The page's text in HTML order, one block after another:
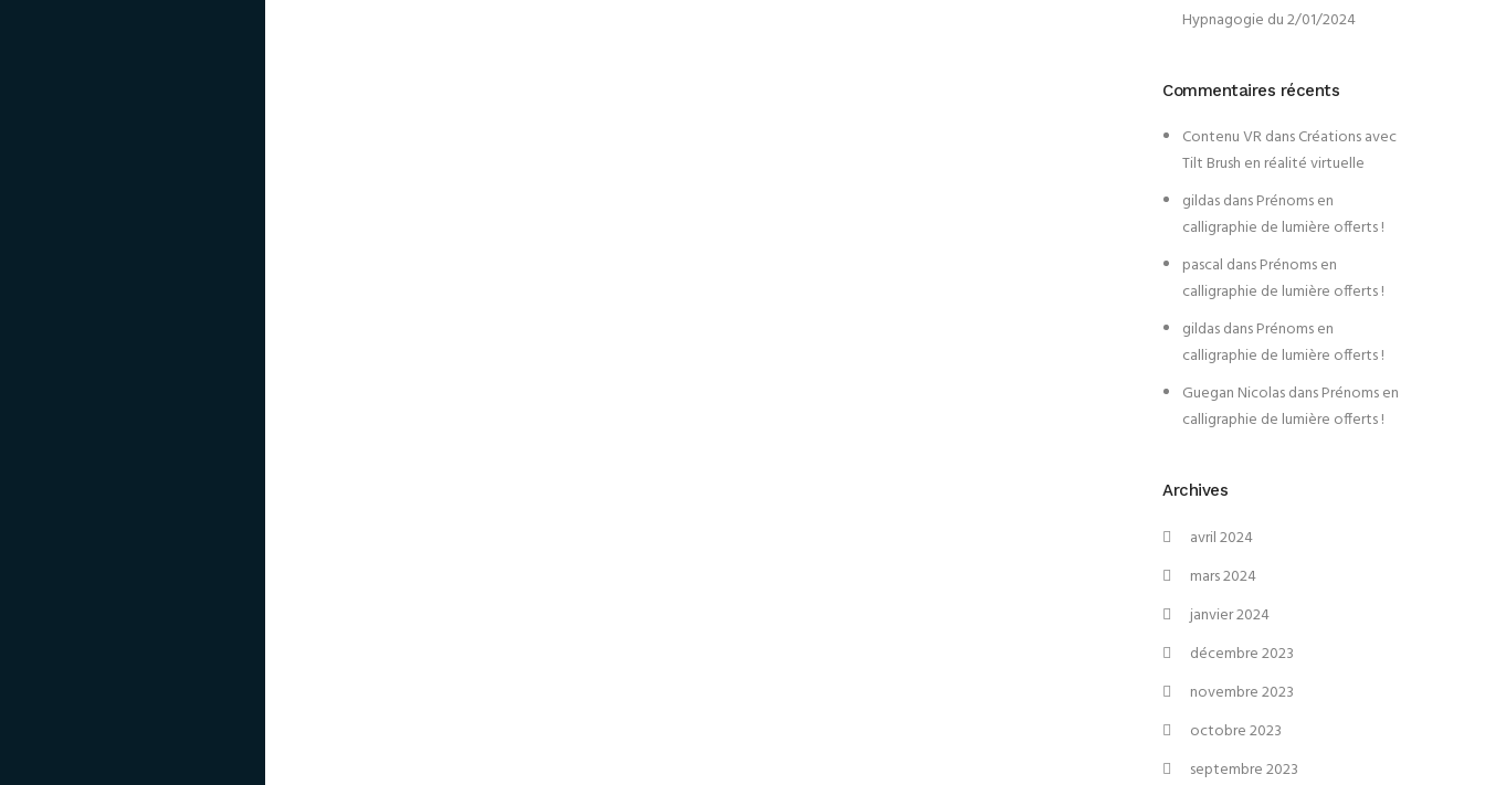
Hypnagogie du 2/01/2024
Commentaires récents
Contenu VRdansCréations avec
Tilt Brush en réalité virtuelle
gildasdansPrénoms en
calligraphie de lumière offerts !
pascal dansPrénoms en
calligraphie de lumière offerts !
gildasdansPrénoms en
calligraphie de lumière offerts !
Guegan NicolasdansPrénoms en
calligraphie de lumière offerts !
Archives
avril 2024
mars 2024
janvier 2024
décembre 2023
novembre 2023
octobre 2023
septembre 2023